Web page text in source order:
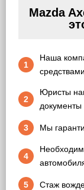
Mazda
1
Наша
2
Юристы
документы
3 Мы
4
5 Стаж